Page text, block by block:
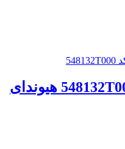
لاستیک چاکدار کد 548132T000 هیوندای